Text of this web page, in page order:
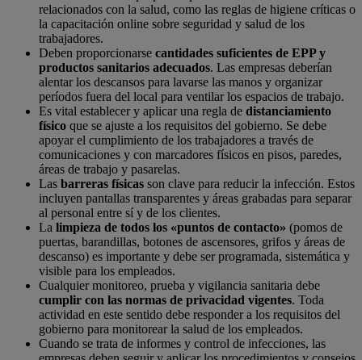
relacionados con la salud, como las reglas de higiene críticas o
la capacitación online sobre seguridad y salud de los
trabajadores.
Deben proporcionarse cantidades suficientes de EPP y
productos sanitarios adecuados. Las empresas deberían
alentar los descansos para lavarse las manos y organizar
períodos fuera del local para ventilar los espacios de trabajo.
Es vital establecer y aplicar una regla de distanciamiento
físico que se ajuste a los requisitos del gobierno. Se debe
apoyar el cumplimiento de los trabajadores a través de
comunicaciones y con marcadores físicos en pisos, paredes,
áreas de trabajo y pasarelas.
Las barreras físicas son clave para reducir la infección. Estos
incluyen pantallas transparentes y áreas grabadas para separar
al personal entre sí y de los clientes.
La limpieza de todos los «puntos de contacto» (pomos de
puertas, barandillas, botones de ascensores, grifos y áreas de
descanso) es importante y debe ser programada, sistemática y
visible para los empleados.
Cualquier monitoreo, prueba y vigilancia sanitaria debe
cumplir con las normas de privacidad vigentes. Toda
actividad en este sentido debe responder a los requisitos del
gobierno para monitorear la salud de los empleados.
Cuando se trata de informes y control de infecciones, las